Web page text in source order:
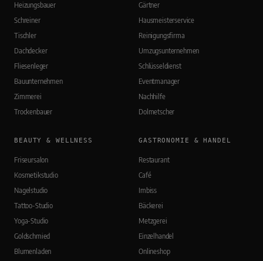
Heizungsbauer
Schreiner
Tischler
Dachdecker
Fliesenleger
Bauunternehmen
Zimmerei
Trockenbauer
Gärtner
Hausmeisterservice
Reinigungsfirma
Umzugsunternehmen
Schlüsseldienst
Eventmanager
Nachhilfe
Dolmetscher
BEAUTY & WELLNESS
Friseursalon
Kosmetikstudio
Nagelstudio
Tattoo-Studio
Yoga-Studio
Goldschmied
Blumenladen
GASTRONOMIE & HANDEL
Restaurant
Café
Imbiss
Bäckerei
Metzgerei
Einzelhandel
Onlineshop